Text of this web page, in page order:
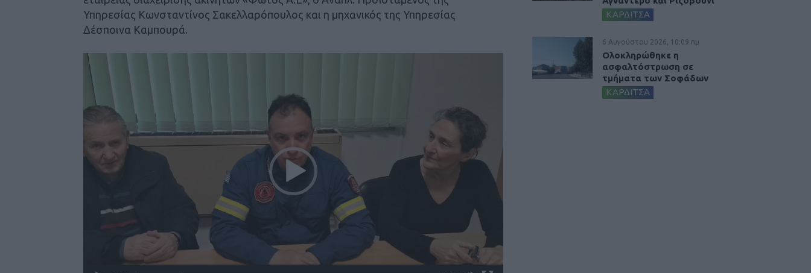
Υπηρεσίας Κωνσταντίνος Σακελλαρόπουλος και η μηχανικός της Υπηρεσίας
Δέσποινα Καμπουρά.
Πρόγραμμα
Αναπαραγωγής
Βίντεο
ΚΑΡΔΙΤΣΑ
6 Αυγούστου 2026, 10:09 πμ
Ολοκληρώθηκε η
ασφαλτόστρωση σε
τμήματα των Σοφάδων
ΚΑΡΔΙΤΣΑ